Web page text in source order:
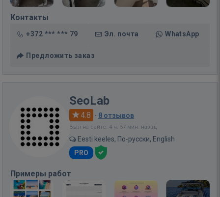
Контакты
+372 *** *** 79 Эл. почта WhatsApp
Предложить заказ
SeoLab
4.8 · 8 отзывов
Был на сайте: 4 ч. 57 мин. назад
Eesti keeles, По-русски, English
PRO
Примеры работ